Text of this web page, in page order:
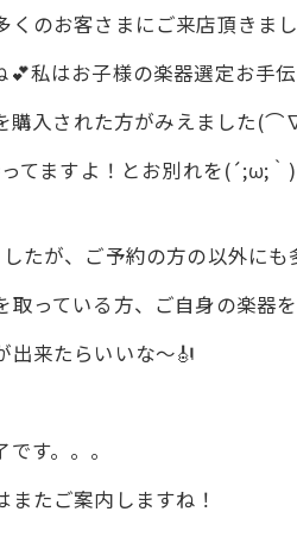
のお客さまにご来店頂きま
💕私はお子様の楽器選定お手
購入された方がみえました
てますよ！とお別れを(´;ω;
たが、ご予約の方の以外にも
取っている方、ご自身の楽器
出来たらいいな～🎻
す。。。
たご案内しますね！